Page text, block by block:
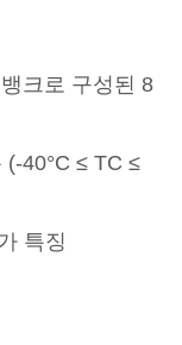
크로 구성된 8
40°C ≤ TC ≤
특징